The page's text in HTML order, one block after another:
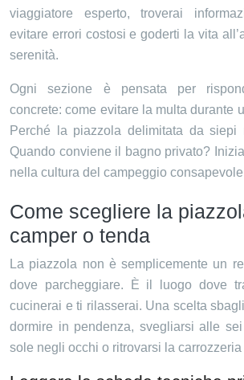
viaggiatore esperto, troverai
evitare errori costosi e goderti la vita
serenità.
Ogni sezione è pensata per
concrete: come evitare la multa durante
Perché la piazzola delimitata da siepi
Quando conviene il bagno privato?
nella cultura del campeggio
Come scegliere la
camper o tenda
La piazzola non è semplicemente un
dove parcheggiare. È il luogo dove
cucinerai e ti rilasserai. Una scelta
dormire in pendenza, svegliarsi alle
sole negli occhi o ritrovarsi la